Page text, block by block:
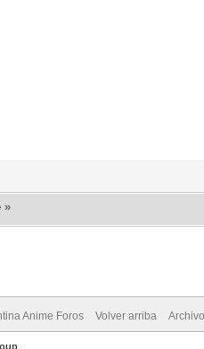
»
Anime Foros Volver arriba